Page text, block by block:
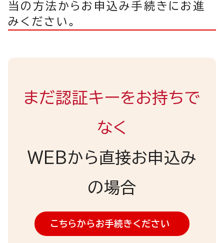
当の方法からお申込み手続きにお進
みください。
まだ認証キーをお持ちで
なく
WEBから直接お申込み
の場合
こちらからお手続きください